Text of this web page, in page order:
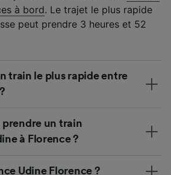
à bord. Le trajet le plus rapide
peut prendre 3 heures et 52
train le plus rapide entre
prendre un train
à Florence ?
Udine Florence ?